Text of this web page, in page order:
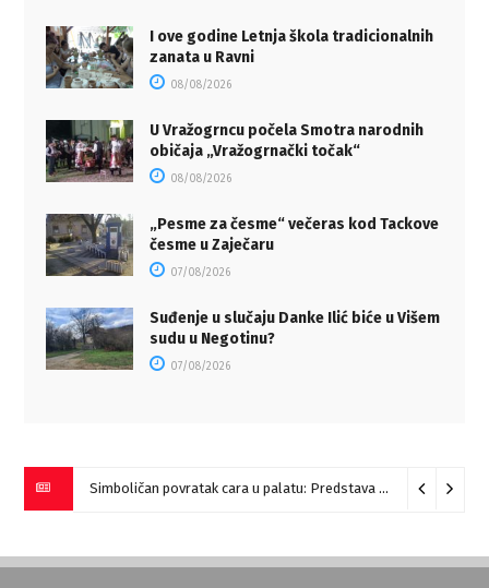
I ove godine Letnja škola tradicionalnih
zanata u Ravni
08/08/2026
U Vražogrncu počela Smotra narodnih
običaja „Vražogrnački točak“
08/08/2026
„Pesme za česme“ večeras kod Tackove
česme u Zaječaru
07/08/2026
Suđenje u slučaju Danke Ilić biće u Višem
sudu u Negotinu?
07/08/2026
Simboličan povratak cara u palatu: Predstava “Galerije” na Romulijani